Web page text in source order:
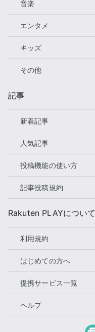
音楽
エンタメ
キッズ
その他
記事
新着記事
人気記事
投稿機能の使い方
記事投稿規約
Rakuten PLAYについて
利用規約
はじめての方へ
提携サービス一覧
ヘルプ